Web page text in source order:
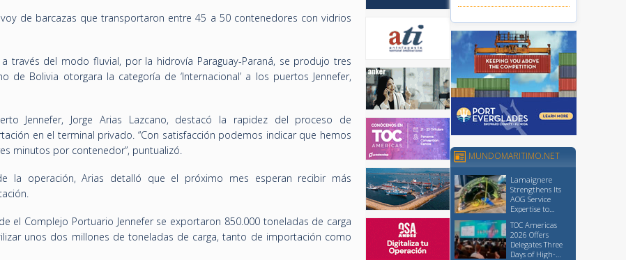
de barcazas que transportaron entre 45 a 50 contenedores con vidrios
través del modo fluvial, por la hidrovía Paraguay-Paraná, se produjo tres
de Bolivia otorgara la categoría de ‘Internacional’ a los puertos Jennefer,
Jennefer, Jorge Arias Lazcano, destacó la rapidez del proceso de
en el terminal privado. “Con satisfacción podemos indicar que hemos
minutos por contenedor”, puntualizó.
la operación, Arias detalló que el próximo mes esperan recibir más
el Complejo Portuario Jennefer se exportaron 850.000 toneladas de carga
unos dos millones de toneladas de carga, tanto de importación como
MUNDOMARITIMO.NET
Lamaignere
Strengthens Its
AOG Service
Expertise to
Logistics
Operations
TOC Americas
2026 Offers
Delegates Three
Days of High-